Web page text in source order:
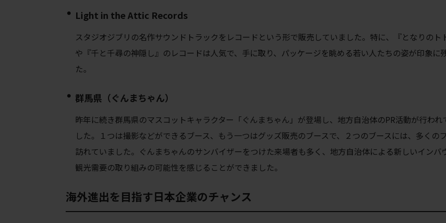
Light in the Attic Records
スタジオジブリの名作サウンドトラックをレコードという形で販売していました。 特に、『となりのト
や『千と千尋の神隠し』のレコードは人気で、手に取り、パッケージを眺める若い人たちの姿が印象に
た。
群馬県（ぐんまちゃん）
昨年に続き群馬県のマスコットキャラクター「ぐんまちゃん」が登場し、地方自治体のPR活動が行われ
した。１つは撮影などができるブース、もう一つはグッズ販売のブースで、２つのブースには、多くの
訪れていました。 ぐんまちゃんのサンバイザーをつけた来場者も多く、地方自治体による新しいインバ
観光需要の取り組みの可能性を感じることができました。
海外進出を目指す日本企業のチャンス